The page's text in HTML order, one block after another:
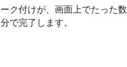
ク付けが、画面上でたった数
分で完了します。